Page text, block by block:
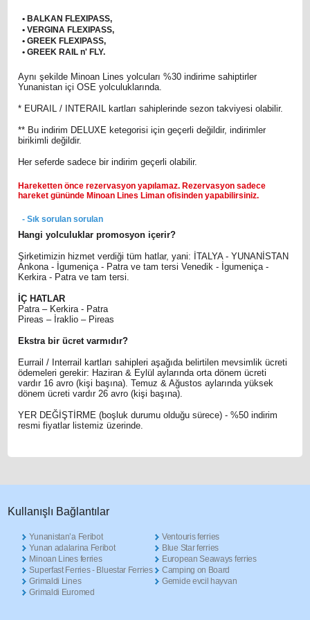
• BALKAN FLEXIPASS,
• VERGINA FLEXIPASS,
• GREEK FLEXIPASS,
• GREEK RAIL n' FLY.
Aynı şekilde Minoan Lines yolcuları %30 indirime sahiptirler
Yunanistan içi OSE yolculuklarında.
* EURAIL / INTERAIL kartları sahiplerinde sezon takviyesi olabilir.
** Bu indirim DELUXE ketegorisi için geçerli değildir, indirimler
birikimli değildir.
Her seferde sadece bir indirim geçerli olabilir.
Hareketten önce rezervasyon yapılamaz. Rezervasyon sadece
hareket gününde Minoan Lines Liman ofisinden yapabilirsiniz.
- Sık sorulan sorulan
Hangi yolculuklar promosyon içerir?
Şirketimizin hizmet verdiği tüm hatlar, yani: İTALYA - YUNANİSTAN
Αnkona - İgumeniça - Patra ve tam tersi Venedik - İgumeniça -
Kerkira - Patra ve tam tersi.
İÇ HATLAR
Patra – Kerkira - Patra
Pireas – İraklio – Pireas
Ekstra bir ücret varmıdır?
Eurrail / Interrail kartları sahipleri aşağıda belirtilen mevsimlik ücreti
ödemeleri gerekir: Haziran & Eylül aylarında orta dönem ücreti
vardır 16 avro (kişi başına). Temuz & Ağustos aylarında yüksek
dönem ücreti vardır 26 avro (kişi başına).
YER DEĞİŞTİRME (boşluk durumu olduğu sürece) - %50 indirim
resmi fiyatlar listemiz üzerinde.
Κullanışlı Βağlantılar
Yunanistan’a Feribot
Yunan adalarina Feribot
Minoan Lines ferries
Superfast Ferries - Bluestar Ferries
Grimaldi Lines
Grimaldi Euromed
Ventouris ferries
Blue Star ferries
European Seaways ferries
Camping on Board
Gemide evcil hayvan